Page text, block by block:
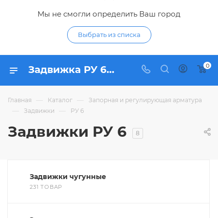
Мы не смогли определить Ваш город
Выбрать из списка
Задвижка РУ 6 - купить задвижку РУ6 (PN6) по низким ценам в интернет-магазине Гидропромтехника в Курске 0
Главная — Каталог — Запорная и регулирующая арматура
— Задвижки — РУ 6
Задвижки РУ 6 8
Задвижки чугунные
231 ТОВАР